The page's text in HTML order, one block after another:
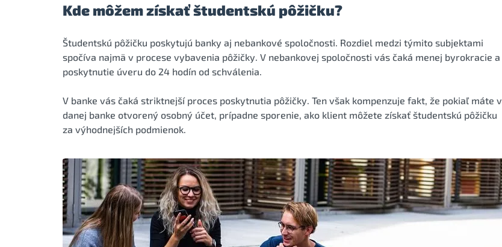
Kde môžem získať študentskú pôžičku?
Študentskú pôžičku poskytujú banky aj nebankové spoločnosti. Rozdiel medzi týmito subjektami
spočíva najmä v procese vybavenia pôžičky. V nebankovej spoločnosti vás čaká menej byrokracie a
poskytnutie úveru do 24 hodín od schválenia.
V banke vás čaká striktnejší proces poskytnutia pôžičky. Ten však kompenzuje fakt, že pokiaľ máte v
danej banke otvorený osobný účet, prípadne sporenie, ako klient môžete získať študentskú pôžičku
za výhodnejších podmienok.